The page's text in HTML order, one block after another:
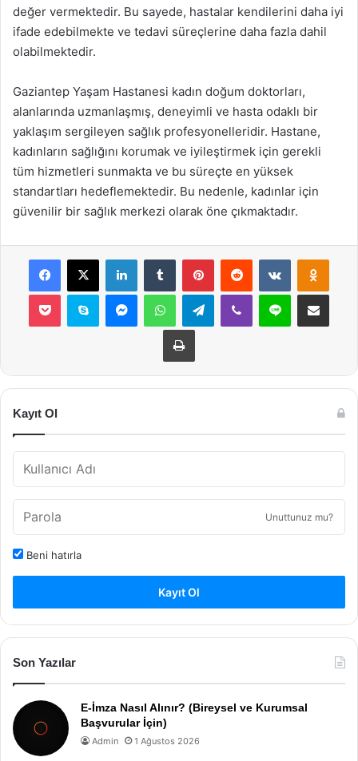
değer vermektedir. Bu sayede, hastalar kendilerini daha iyi
ifade edebilmekte ve tedavi süreçlerine daha fazla dahil
olabilmektedir.
Gaziantep Yaşam Hastanesi kadın doğum doktorları,
alanlarında uzmanlaşmış, deneyimli ve hasta odaklı bir
yaklaşım sergileyen sağlık profesyonelleridir. Hastane,
kadınların sağlığını korumak ve iyileştirmek için gerekli
tüm hizmetleri sunmakta ve bu süreçte en yüksek
standartları hedeflemektedir. Bu nedenle, kadınlar için
güvenilir bir sağlık merkezi olarak öne çıkmaktadır.
Facebook
X LinkedInTumblr PinterestReddit VKontakte
Pocket Skype MessengerWhatsAppTelegramViber Line E-Posta ile
Yazdır
Kayıt Ol
Unuttunuz mu?
Beni hatırla
Kayıt Ol
Son Yazılar
E-İmza Nasıl Alınır? (Bireysel ve Kurumsal
Başvurular İçin)
Admin 1 Ağustos 2026